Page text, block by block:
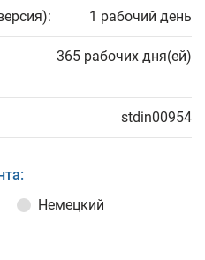
1 рабочий день
365 рабочих дня(ей)
stdin00954
Немецкий